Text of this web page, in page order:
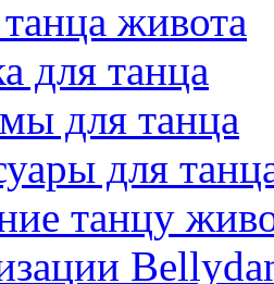
живота
для танца
для танца
для
танцу